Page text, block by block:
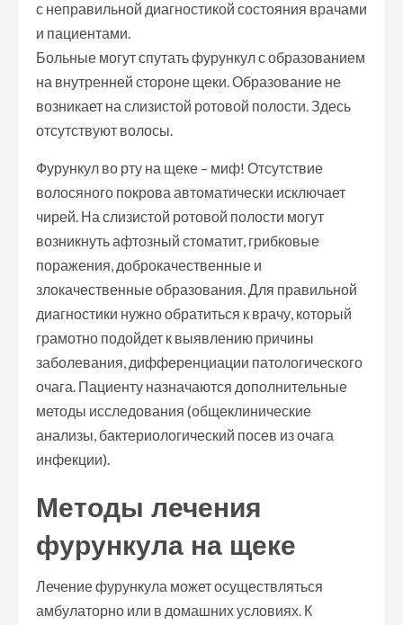
с неправильной диагностикой состояния врачами
и пациентами.
Больные могут спутать фурункул с образованием
на внутренней стороне щеки. Образование не
возникает на слизистой ротовой полости. Здесь
отсутствуют волосы.
Фурункул во рту на щеке – миф! Отсутствие
волосяного покрова автоматически исключает
чирей. На слизистой ротовой полости могут
возникнуть афтозный стоматит, грибковые
поражения, доброкачественные и
злокачественные образования. Для правильной
диагностики нужно обратиться к врачу, который
грамотно подойдет к выявлению причины
заболевания, дифференциации патологического
очага. Пациенту назначаются дополнительные
методы исследования (общеклинические
анализы, бактериологический посев из очага
инфекции).
Методы лечения
фурункула на щеке
Лечение фурункула может осуществляться
амбулаторно или в домашних условиях. К